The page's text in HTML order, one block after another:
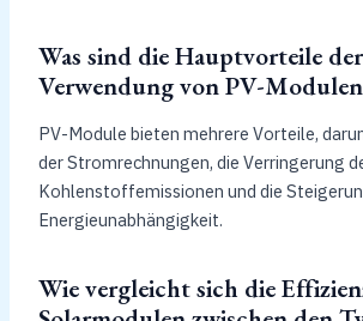
Was sind die Hauptvorteile der
Verwendung von PV-
PV-Module bieten mehrere Vorteile,
der Stromrechnungen, die Verringerung
Kohlenstoffemissionen und die
Energieunabhängigkeit.
Wie vergleicht sich die